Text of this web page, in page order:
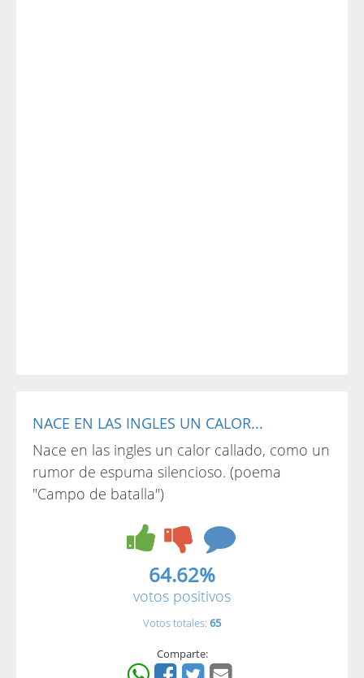
NACE EN LAS INGLES UN CALOR...
Nace en las ingles un calor callado, como un
rumor de espuma silencioso. (poema
"Campo de batalla")
64.62%
votos positivos
Votos totales: 65
Comparte: